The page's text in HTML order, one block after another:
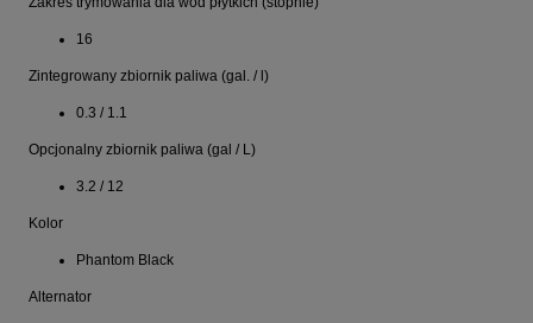
16
Zintegrowany zbiornik paliwa (gal. / l)
0.3 / 1.1
Opcjonalny zbiornik paliwa (gal / L)
3.2 / 12
Kolor
Phantom Black
Alternator